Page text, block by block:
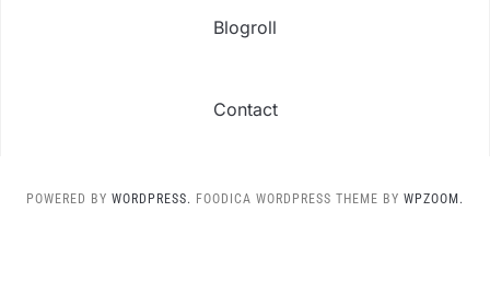
Blogroll
Contact
POWERED BY WORDPRESS. FOODICA WORDPRESS THEME BY WPZOOM.